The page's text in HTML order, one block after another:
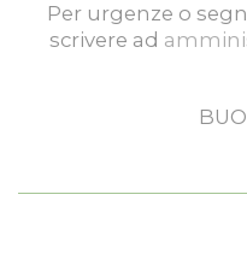
Per urgenze o
scrivere ad